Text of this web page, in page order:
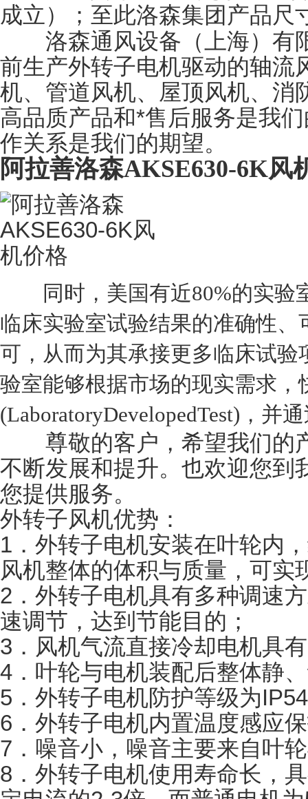
成立）；至此洛森集团产品尺
洛森通风设备（上海）有
前生产外转子电机驱动的轴流
机、管道风机、屋顶风机、消
高品质产品和*售后服务是我
作关系是我们的期望。
阿拉善洛森AKSE630-6K风
同时，美国有近80%的实验
临床实验室试验结果的准确性
可，从而为其承接更多临床试
验室能够根据市场的现实需求
(LaboratoryDevelopedTest)，并
尊敬的客户，希望我们的
不断发展和提升。也欢迎您到
您提供服务。
外转子风机优势：
1．外转子电机安装在叶轮内
风机整体的体积与质量，可实
2．外转子电机具有多种调速
速调节，达到节能目的；
3．风机气流直接冷却电机具
4．叶轮与电机装配后整体静
5．外转子电机防护等级为
6．外转子电机内置温度感应
7．噪音小，噪音主要来自叶
8．外转子电机使用寿命长，